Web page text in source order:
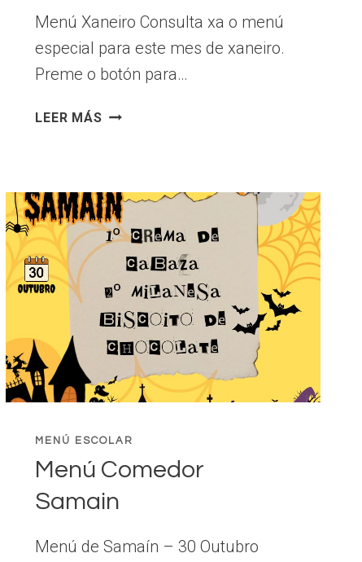
Menú Xaneiro Consulta xa o menú
especial para este mes de xaneiro.
Preme o botón para…
LEER MÁSMENÚ
MENÚ ESCOLAR
Menú Comedor
Samain
Menú de Samaín – 30 Outubro